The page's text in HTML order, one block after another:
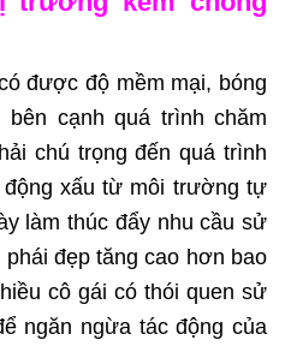
được độ mềm mại, bóng
cạnh quá trình chăm
chú trọng đến quá trình
xấu từ môi trường tự
làm thúc đẩy nhu cầu sử
đẹp tăng cao hơn bao
cô gái có thói quen sử
ngăn ngừa tác động của